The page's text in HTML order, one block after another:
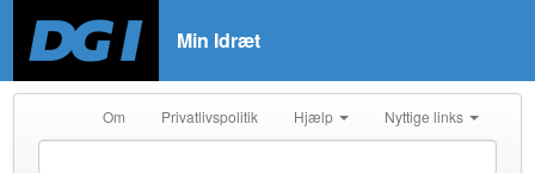
Min Idræt
Om Privatlivspolitik Hjælp Nyttige links